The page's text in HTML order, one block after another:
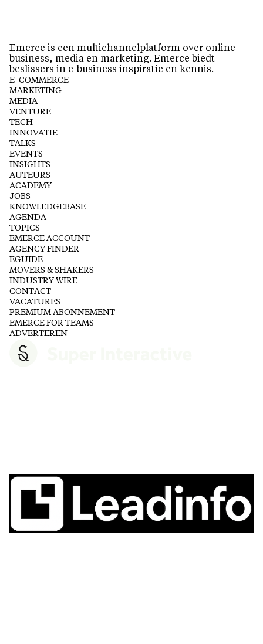
Emerce is een multichannelplatform over online
business, media en marketing. Emerce biedt
beslissers in e-business inspiratie en kennis.
E-COMMERCE
MARKETING
MEDIA
VENTURE
TECH
INNOVATIE
TALKS
EVENTS
INSIGHTS
AUTEURS
ACADEMY
JOBS
KNOWLEDGEBASE
AGENDA
TOPICS
EMERCE ACCOUNT
AGENCY FINDER
EGUIDE
MOVERS & SHAKERS
INDUSTRY WIRE
CONTACT
VACATURES
PREMIUM ABONNEMENT
EMERCE FOR TEAMS
ADVERTEREN